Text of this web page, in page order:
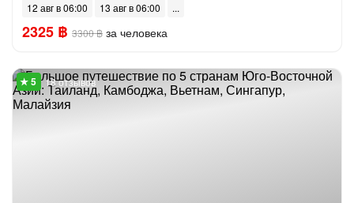
12 авг в 06:00 13 авг в 06:00
2325 ฿ 3300 ฿ за человека
18 отзывов